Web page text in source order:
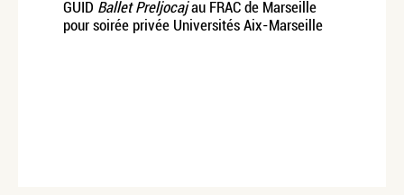
GUID Ballet Preljocajau FRAC de Marseille
pour soirée privée Universités Aix-Marseille